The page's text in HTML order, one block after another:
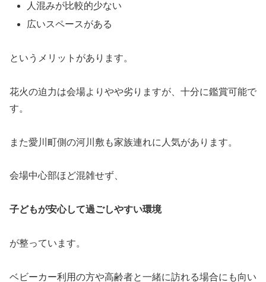
人混みが比較的少ない
広いスペースがある
というメリットがあります。
花火の迫力は会場よりやや劣りますが、十分に鑑賞可能で
す。
また愛川町側の河川敷も家族連れに人気があります。
会場中心部ほど混雑せず、
子どもが安心して過ごしやすい環境
が整っています。
ベビーカー利用の方や高齢者と一緒に訪れる場合にも向い